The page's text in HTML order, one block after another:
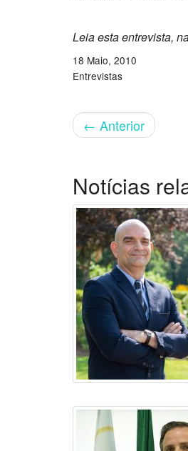
Leia esta entrevista,
18 Maio, 2010
Entrevistas
← Anterior
Notícias